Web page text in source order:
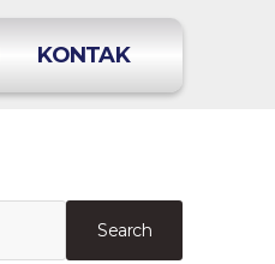
KONTAK
Search